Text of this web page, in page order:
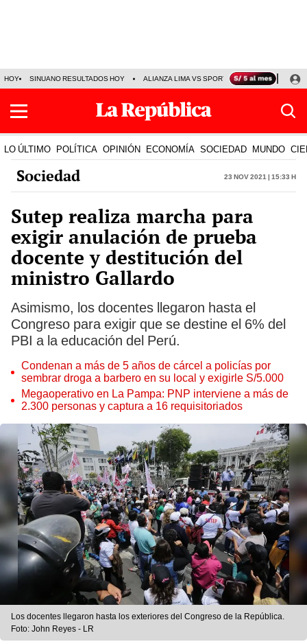
HOY SINUANO RESULTADOS HOY ALIANZA LIMA VS SPORT BOYS JORGE
LO ÚLTIMO POLÍTICA OPINIÓN ECONOMÍA SOCIEDAD MUNDO
Sociedad 23 Nov 2021 | 15:33 h
Sutep realiza marcha para
exigir anulación de prueba
docente y destitución del
ministro Gallardo
Asimismo, los docentes llegaron hasta el
Congreso para exigir que se destine el 6% del
PBI a la educación del Perú.
Condenan a más de 5 años de cárcel a policías por
sembrar droga a barbero en su local y exigirle S/5.000
Megaoperativo en La Pampa: PNP interviene a más de
2.300 personas y captura a 16 requisitoriados
Los docentes llegaron hasta los exteriores del Congreso de la República.
Foto: John Reyes - LR